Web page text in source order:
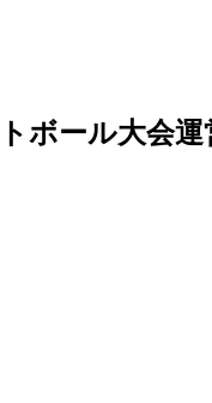
ボール大会運